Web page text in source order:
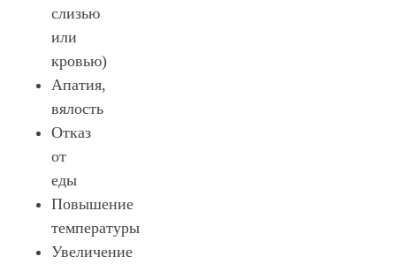
слизью
или
кровью)
Апатия,
вялость
Отказ
от
еды
Повышение
температуры
Увеличение